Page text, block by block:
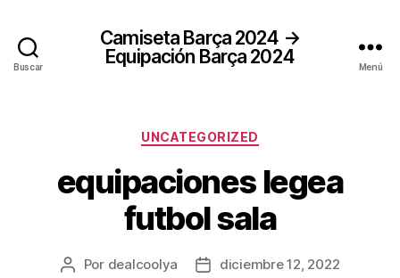
Buscar
Camiseta Barça 2024 →
Equipación Barça 2024
Menú
Categorías
UNCATEGORIZED
equipaciones legea
futbol sala
Autor
Por dealcoolya
Fechadiciembre 12, 2022